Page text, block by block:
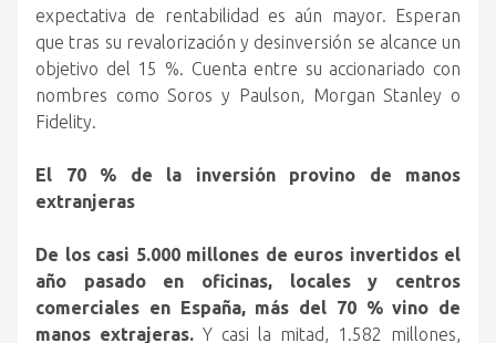
expectativa de rentabilidad es aún mayor. Esperan
que tras su revalorización y desinversión se alcance un
objetivo del 15 %. Cuenta entre su accionariado con
nombres como Soros y Paulson, Morgan Stanley o
Fidelity.
El 70 % de la inversión provino de manos
extranjeras
De los casi 5.000 millones de euros invertidos el
año pasado en oficinas, locales y centros
comerciales en España, más del 70 % vino de
manos extrajeras. Y casi la mitad, 1.582 millones,